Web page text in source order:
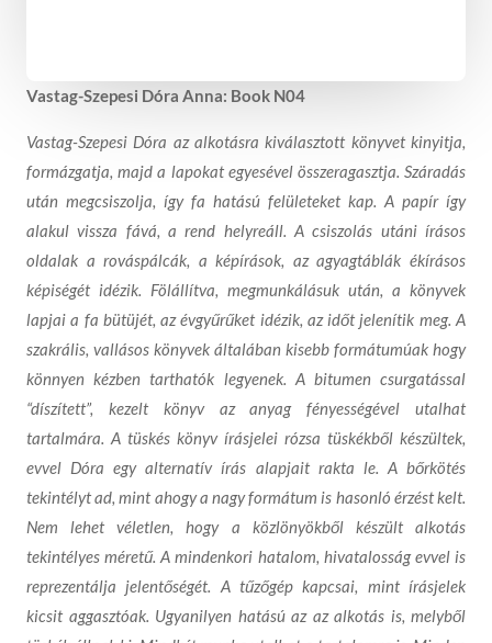
Vastag-Szepesi Dóra Anna: Book N04
Vastag-Szepesi Dóra az alkotásra kiválasztott könyvet kinyitja,
formázgatja, majd a lapokat egyesével összeragasztja. Száradás
után megcsiszolja, így fa hatású felületeket kap. A papír így
alakul vissza fává, a rend helyreáll. A csiszolás utáni írásos
oldalak a rováspálcák, a képírások, az agyagtáblák ékírásos
képiségét idézik. Fölállítva, megmunkálásuk után, a könyvek
lapjai a fa bütüjét, az évgyűrűket idézik, az időt jelenítik meg. A
szakrális, vallásos könyvek általában kisebb formátumúak hogy
könnyen kézben tarthatók legyenek. A bitumen csurgatással
“díszített”, kezelt könyv az anyag fényességével utalhat
tartalmára. A tüskés könyv írásjelei rózsa tüskékből készültek,
evvel Dóra egy alternatív írás alapjait rakta le. A bőrkötés
tekintélyt ad, mint ahogy a nagy formátum is hasonló érzést kelt.
Nem lehet véletlen, hogy a közlönyökből készült alkotás
tekintélyes méretű. A mindenkori hatalom, hivatalosság evvel is
reprezentálja jelentőségét. A tűzőgép kapcsai, mint írásjelek
kicsit aggasztóak. Ugyanilyen hatású az az alkotás is, melyből